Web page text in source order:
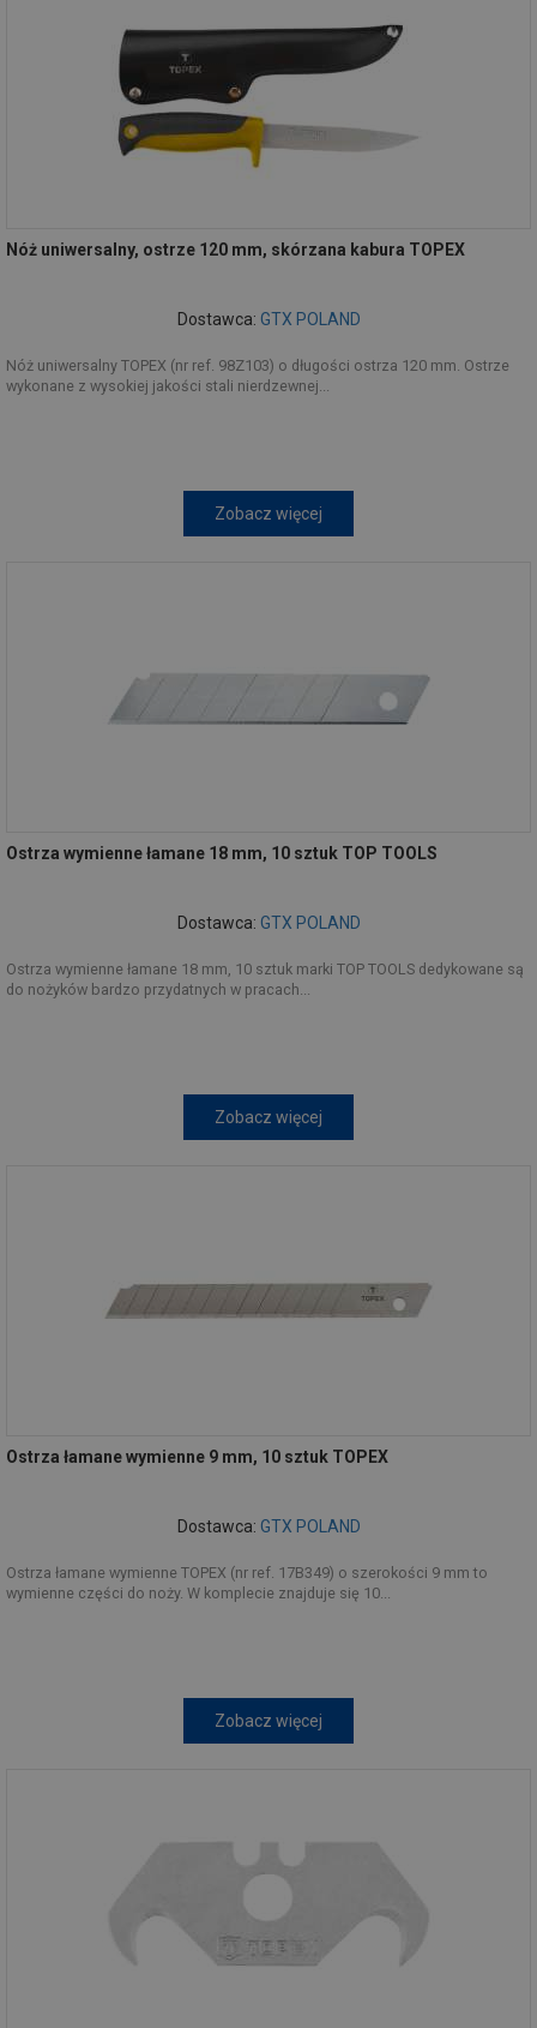
Nóż uniwersalny, ostrze 120 mm, skórzana kabura TOPEX
Dostawca: GTX POLAND
Nóż uniwersalny TOPEX (nr ref. 98Z103) o długości ostrza 120 mm. Ostrze
wykonane z wysokiej jakości stali nierdzewnej...
Zobacz więcej
Ostrza wymienne łamane 18 mm, 10 sztuk TOP TOOLS
Dostawca: GTX POLAND
Ostrza wymienne łamane 18 mm, 10 sztuk marki TOP TOOLS dedykowane są
do nożyków bardzo przydatnych w pracach...
Zobacz więcej
Ostrza łamane wymienne 9 mm, 10 sztuk TOPEX
Dostawca: GTX POLAND
Ostrza łamane wymienne TOPEX (nr ref. 17B349) o szerokości 9 mm to
wymienne części do noży. W komplecie znajduje się 10...
Zobacz więcej